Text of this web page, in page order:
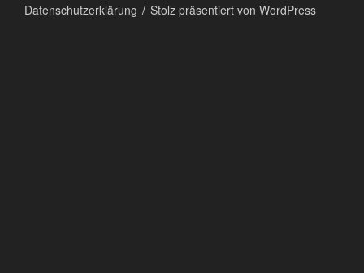
Datenschutzerklärung Stolz präsentiert von WordPress